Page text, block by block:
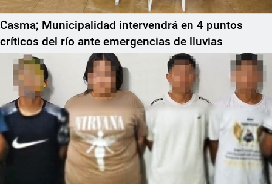
Casma; Municipalidad intervendrá en 4 puntos
críticos del río ante emergencias de lluvias